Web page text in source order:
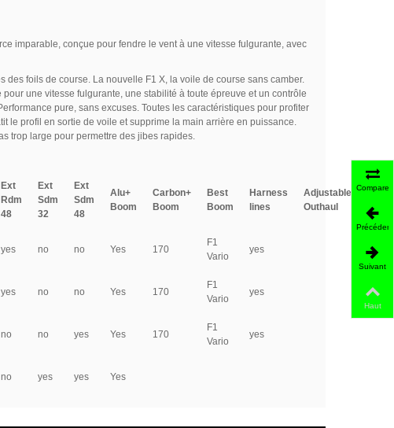
imparable, conçue pour fendre le vent à une vitesse fulgurante, avec
foils de course. La nouvelle F1 X, la voile de course sans camber.
une vitesse fulgurante, une stabilité à toute épreuve et un contrôle
pure, sans excuses. Toutes les caractéristiques pour profiter
le profil en sortie de voile et supprime la main arrière en puissance.
trop large pour permettre des jibes rapides.
Ext
Rdm
48
Ext
Sdm
32
Ext
Sdm
48
Alu+
Boom
Carbon+
Boom
Best
Boom
Harness
lines
Adjustable
Outhaul
yes no no Yes 170
F1
Vario
yes
yes no no Yes 170
F1
Vario
yes
no no yes Yes 170
F1
Vario
yes
no yes yes Yes
Comparer
Précédent
Suivant
Haut